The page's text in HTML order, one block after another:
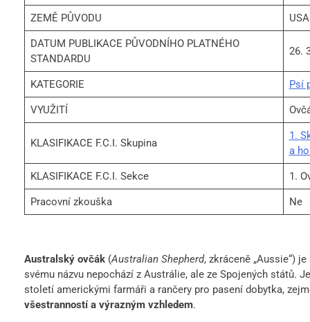
ZEMĚ PŮVODU USA
DATUM PUBLIKACE PŮVODNÍHO PLATNÉHO
STANDARDU
26.
KATEGORIE Psí
VYUŽITÍ
KLASIFIKACE F.C.I. Skupina
1.
a
KLASIFIKACE F.C.I. Sekce 1.
Pracovní zkouška Ne
Australský ovčák (Australian Shepherd, zkráceně „Aussie“)
svému názvu nepochází z Austrálie, ale ze Spojených států.
století americkými farmáři a rančery pro pasení dobytka,
všestranností a výrazným vzhledem.